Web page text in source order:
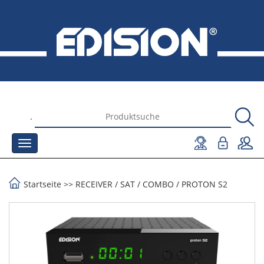
.
Startseite >> RECEIVER / SAT / COMBO / PROTON S2